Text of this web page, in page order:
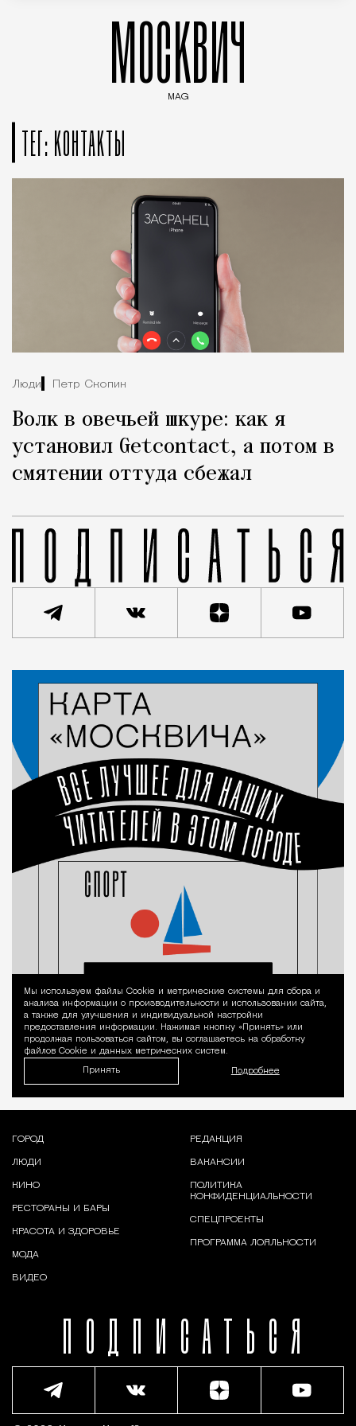
МОСКВИЧ
MAG
ТЕГ: КОНТАКТЫ
Люди Петр Скопин
Волк в овечьей шкуре: как я
установил Getcontact, а потом в
смятении оттуда сбежал
Уведомление
Мы используем файлы Сookie и метрические системы для сбора и
анализа информации о производительности и использовании сайта,
а также для улучшения и индивидуальной настройки
предоставления информации. Нажимая кнопку «Принять» или
продолжая пользоваться сайтом, вы соглашаетесь на обработку
файлов Cookie и данных метрических систем.
Принять Подробнее
ПОДПИСАТЬСЯ
ГОРОД
ЛЮДИ
КИНО
РЕСТОРАНЫ И БАРЫ
КРАСОТА И ЗДОРОВЬЕ
МОДА
ВИДЕО
РЕДАКЦИЯ
ВАКАНСИИ
ПОЛИТИКА
КОНФИДЕНЦИАЛЬНОСТИ
СПЕЦПРОЕКТЫ
ПРОГРАММА ЛОЯЛЬНОСТИ